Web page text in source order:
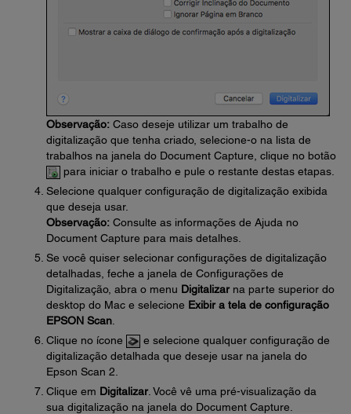
Observação: Caso deseje utilizar um trabalho de
digitalização que tenha criado, selecione-o na lista de
trabalhos na janela do Document Capture, clique no botão
para iniciar o trabalho e pule o restante destas etapas.
Selecione qualquer configuração de digitalização exibida
que deseja usar.
Observação: Consulte as informações de Ajuda no
Document Capture para mais detalhes.
Se você quiser selecionar configurações de digitalização
detalhadas, feche a janela de Configurações de
Digitalização, abra o menu Digitalizarna parte superior do
desktop do Mac e selecione Exibir a tela de configuração
EPSON Scan
Clique no ícone
e selecione qualquer configuração de
digitalização detalhada que deseje usar na janela do
Epson Scan 2.
Clique em Digitalizar. Você vê uma pré-visualização da
sua digitalização na janela do Document Capture.